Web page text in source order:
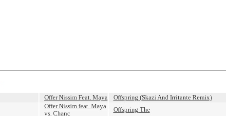
Offer Nissim Feat. Maya Offspring (Skazi And Irritante Remix)
Offer Nissim feat. Maya
vs. Chanc
Offspring The